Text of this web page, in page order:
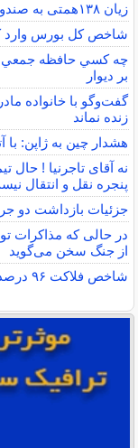
زیان ۱۳۸همتی به صندوق بازنشستگی نفت
شاخص کل بورس وارد کانال 5.5
چه كسي حافظه جمعي
بر ديوار
گفت‌وگو با خانواده
زنده نماند
هشدار چین به ژاپن: با
نه آقای تاجرنیا !
پنجره نقل و انتقال
جزئیات بازداشت دو
در حالی که مذاکرات
از جنگ سخن می‌گوید
شاخص فلاکت ۹۶ درصدی «آتش زیر خاکستر» است